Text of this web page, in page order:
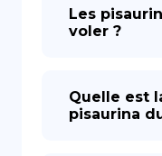
Les
voler ?
Quelle est
pisaurina